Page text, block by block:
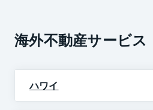
海外不動産サービス
ハワイ